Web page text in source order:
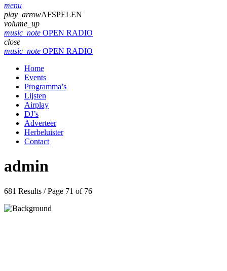
menu
play_arrowAFSPELEN
volume_up
music_note OPEN RADIO
close
music_note OPEN RADIO
Home
Events
Programma’s
Lijsten
Airplay
DJ’s
Adverteer
Herbeluister
Contact
admin
681 Results / Page 71 of 76